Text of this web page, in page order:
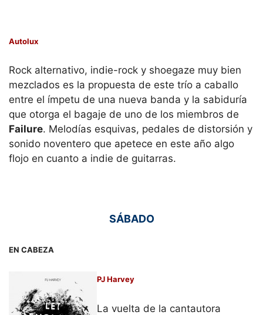
Autolux
Rock alternativo, indie-rock y shoegaze muy bien
mezclados es la propuesta de este trío a caballo
entre el ímpetu de una nueva banda y la sabiduría
que otorga el bagaje de uno de los miembros de
Failure. Melodías esquivas, pedales de distorsión y
sonido noventero que apetece en este año algo
flojo en cuanto a indie de guitarras.
SÁBADO
EN CABEZA
PJ Harvey
La vuelta de la cantautora